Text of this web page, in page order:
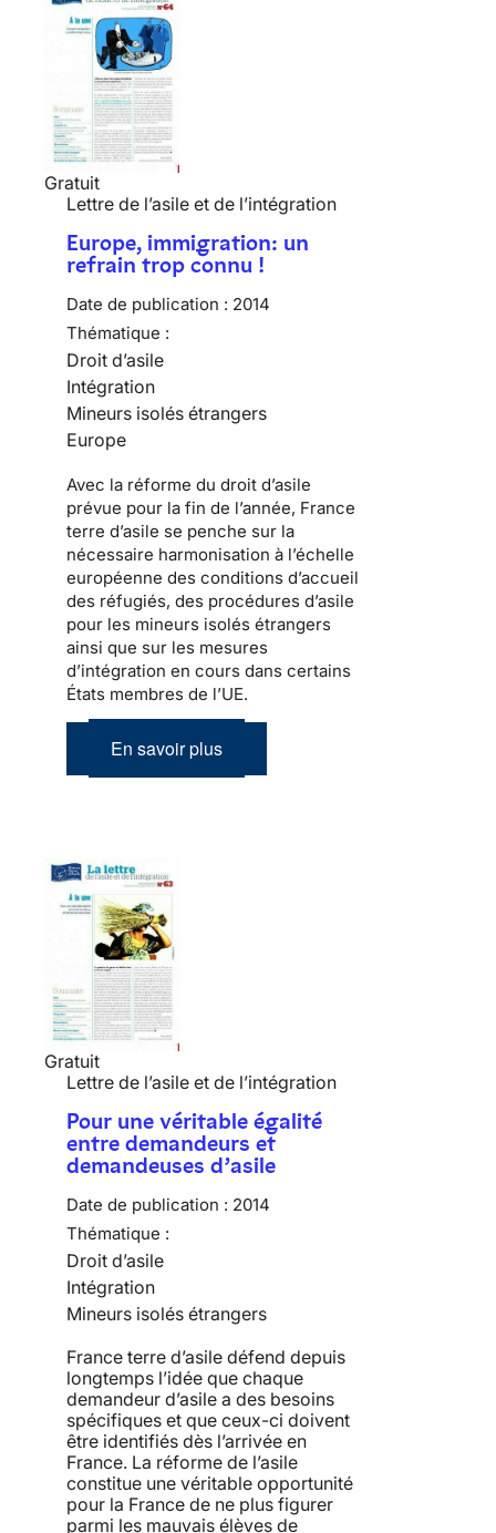
Gratuit
Lettre de l’asile et de l’intégration
Europe, immigration: un
refrain trop connu !
Date de publication : 2014
Thématique :
Droit d’asile
Intégration
Mineurs isolés étrangers
Europe
Avec la réforme du droit d’asile
prévue pour la fin de l’année, France
terre d’asile se penche sur la
nécessaire harmonisation à l’échelle
européenne des conditions d’accueil
des réfugiés, des procédures d’asile
pour les mineurs isolés étrangers
ainsi que sur les mesures
d’intégration en cours dans certains
États membres de l’UE.
En savoir plus
Gratuit
Lettre de l’asile et de l’intégration
Pour une véritable égalité
entre demandeurs et
demandeuses d’asile
Date de publication : 2014
Thématique :
Droit d’asile
Intégration
Mineurs isolés étrangers
France terre d’asile défend depuis
longtemps l’idée que chaque
demandeur d’asile a des besoins
spécifiques et que ceux-ci doivent
être identifiés dès l’arrivée en
France. La réforme de l’asile
constitue une véritable opportunité
pour la France de ne plus figurer
parmi les mauvais élèves de